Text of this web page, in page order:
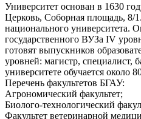
Университет основан в 1630
Церковь, Соборная площадь, 8/
национального университета.
государственного ВУЗа IV
готовят выпускников
уровней: магистр, специалист,
университете обучается около
Перечень факультетов БГАУ:
Агрономический факультет;
Биолого-технологический
Факультет ветеринарной